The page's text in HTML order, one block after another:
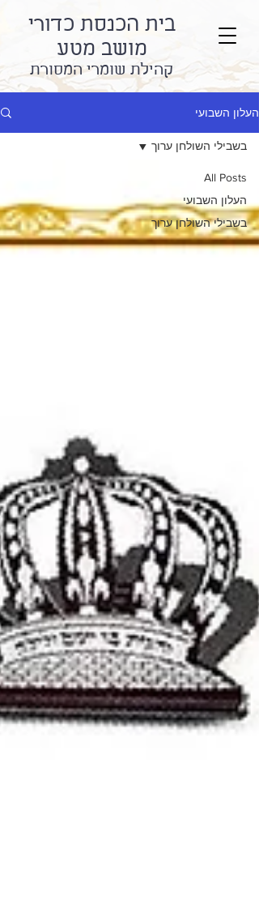
בית הכנסת כדורי
מושב מטע
קהילת שומרי המסורת
העלון השבועי
All Posts
העלון השבועי
בשבילי השולחן ערוך
בשבילי השולחן ערוך